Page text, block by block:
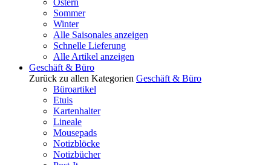
Ostern
Sommer
Winter
Alle Saisonales anzeigen
Schnelle Lieferung
Alle Artikel anzeigen
Geschäft & Büro
Zurück zu allen Kategorien Geschäft & Büro
Büroartikel
Etuis
Kartenhalter
Lineale
Mousepads
Notizblöcke
Notizbücher